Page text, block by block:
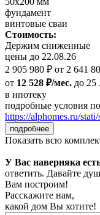
фундамент
винтовые сваи
Стоимость:
Держим сниженные
цены до 22.08.26
2 905 980 ₽ от 2 641
от 12 528 ₽/мес. до 25
в ипотеку
подробные условия
https://alphomes.ru/
подробнее
Показать всю
У Вас наверняка
ответить. Давайте
Вам построим!
Расскажите нам,
какой дом Вы хотите!